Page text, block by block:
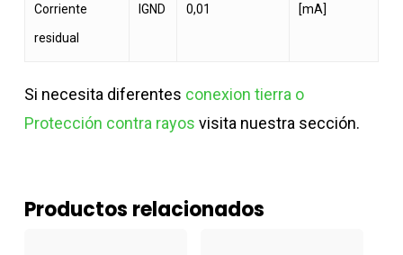
Corriente
residual
IGND 0,01 [mA]
Si necesita diferentes conexion tierra o
Protección contra rayos visita nuestra sección.
Productos relacionados